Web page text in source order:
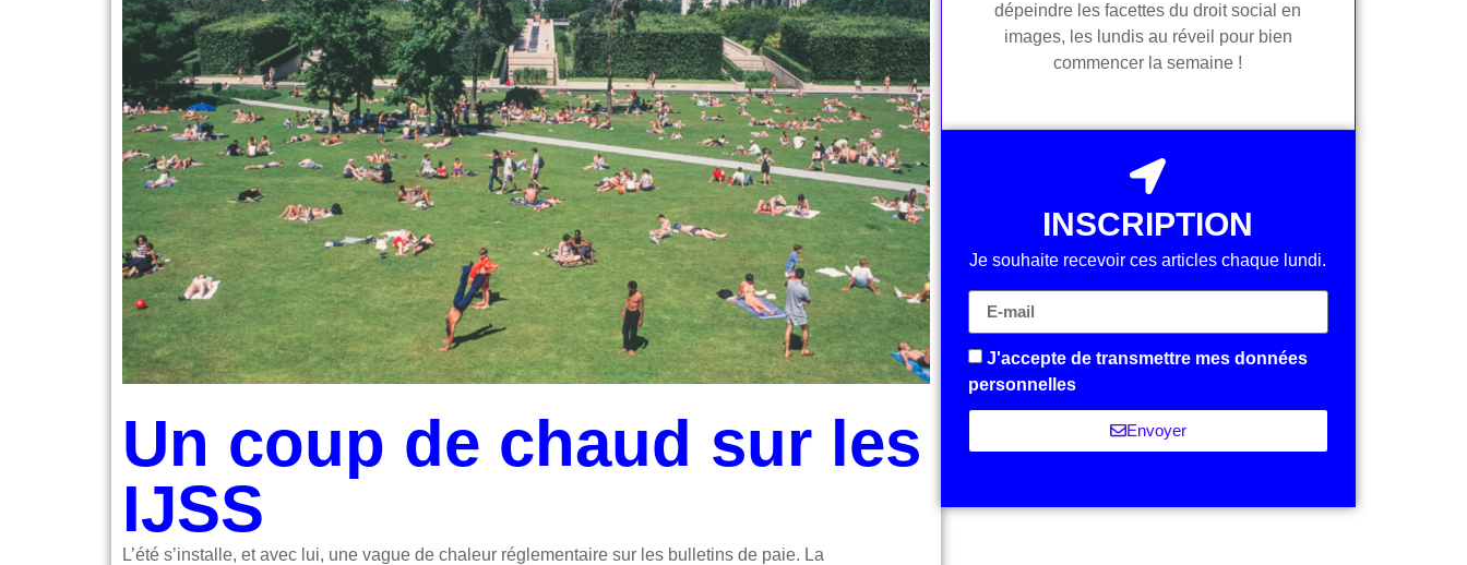
Un coup de chaud sur les
IJSS
L’été s’installe, et avec lui, une vague de chaleur réglementaire sur les bulletins de paie. La
dépeindre les facettes du droit social en
images, les lundis au réveil pour bien
commencer la semaine !
INSCRIPTION
Je souhaite recevoir ces articles chaque lundi.
J'accepte de transmettre mes données
personnelles
Envoyer